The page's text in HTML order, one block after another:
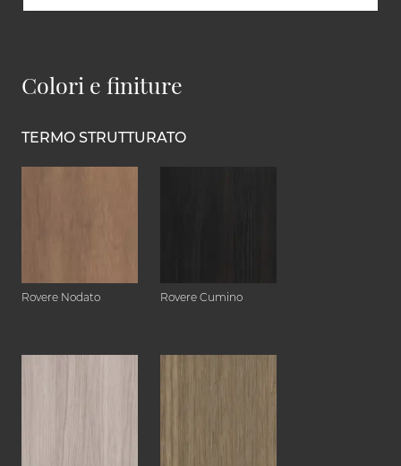
Colori e finiture
TERMO STRUTTURATO
Rovere Nodato Rovere Cumino